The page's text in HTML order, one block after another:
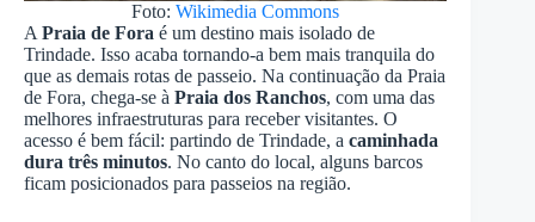
Foto:Wikimedia Commons
A Praia de Fora é um destino mais isolado de
Trindade. Isso acaba tornando-a bem mais tranquila do
que as demais rotas de passeio. Na continuação da Praia
de Fora, chega-se à Praia dos Ranchos, com uma das
melhores infraestruturas para receber visitantes. O
acesso é bem fácil: partindo de Trindade, a caminhada
dura três minutos. No canto do local, alguns barcos
ficam posicionados para passeios na região.